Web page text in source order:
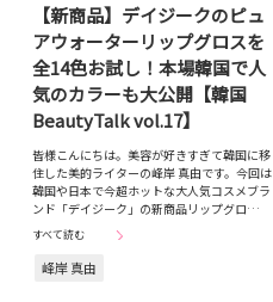
【新商品】デイジークのピュ
アウォーターリップグロスを
全14色お試し！本場韓国で人
気のカラーも大公開【韓国
BeautyTalk vol.17】
皆様こんにちは。美容が好きすぎて韓国に移
住した美的ライターの峰岸 真由です。今回は
韓国や日本で今超ホットな大人気コスメブラ
ンド「デイジーク」の新商品リップグロ…
すべて読む
峰岸 真由